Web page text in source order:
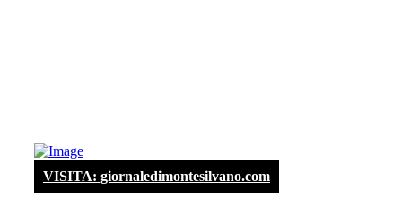
VISITA: giornaledimontesilvano.com